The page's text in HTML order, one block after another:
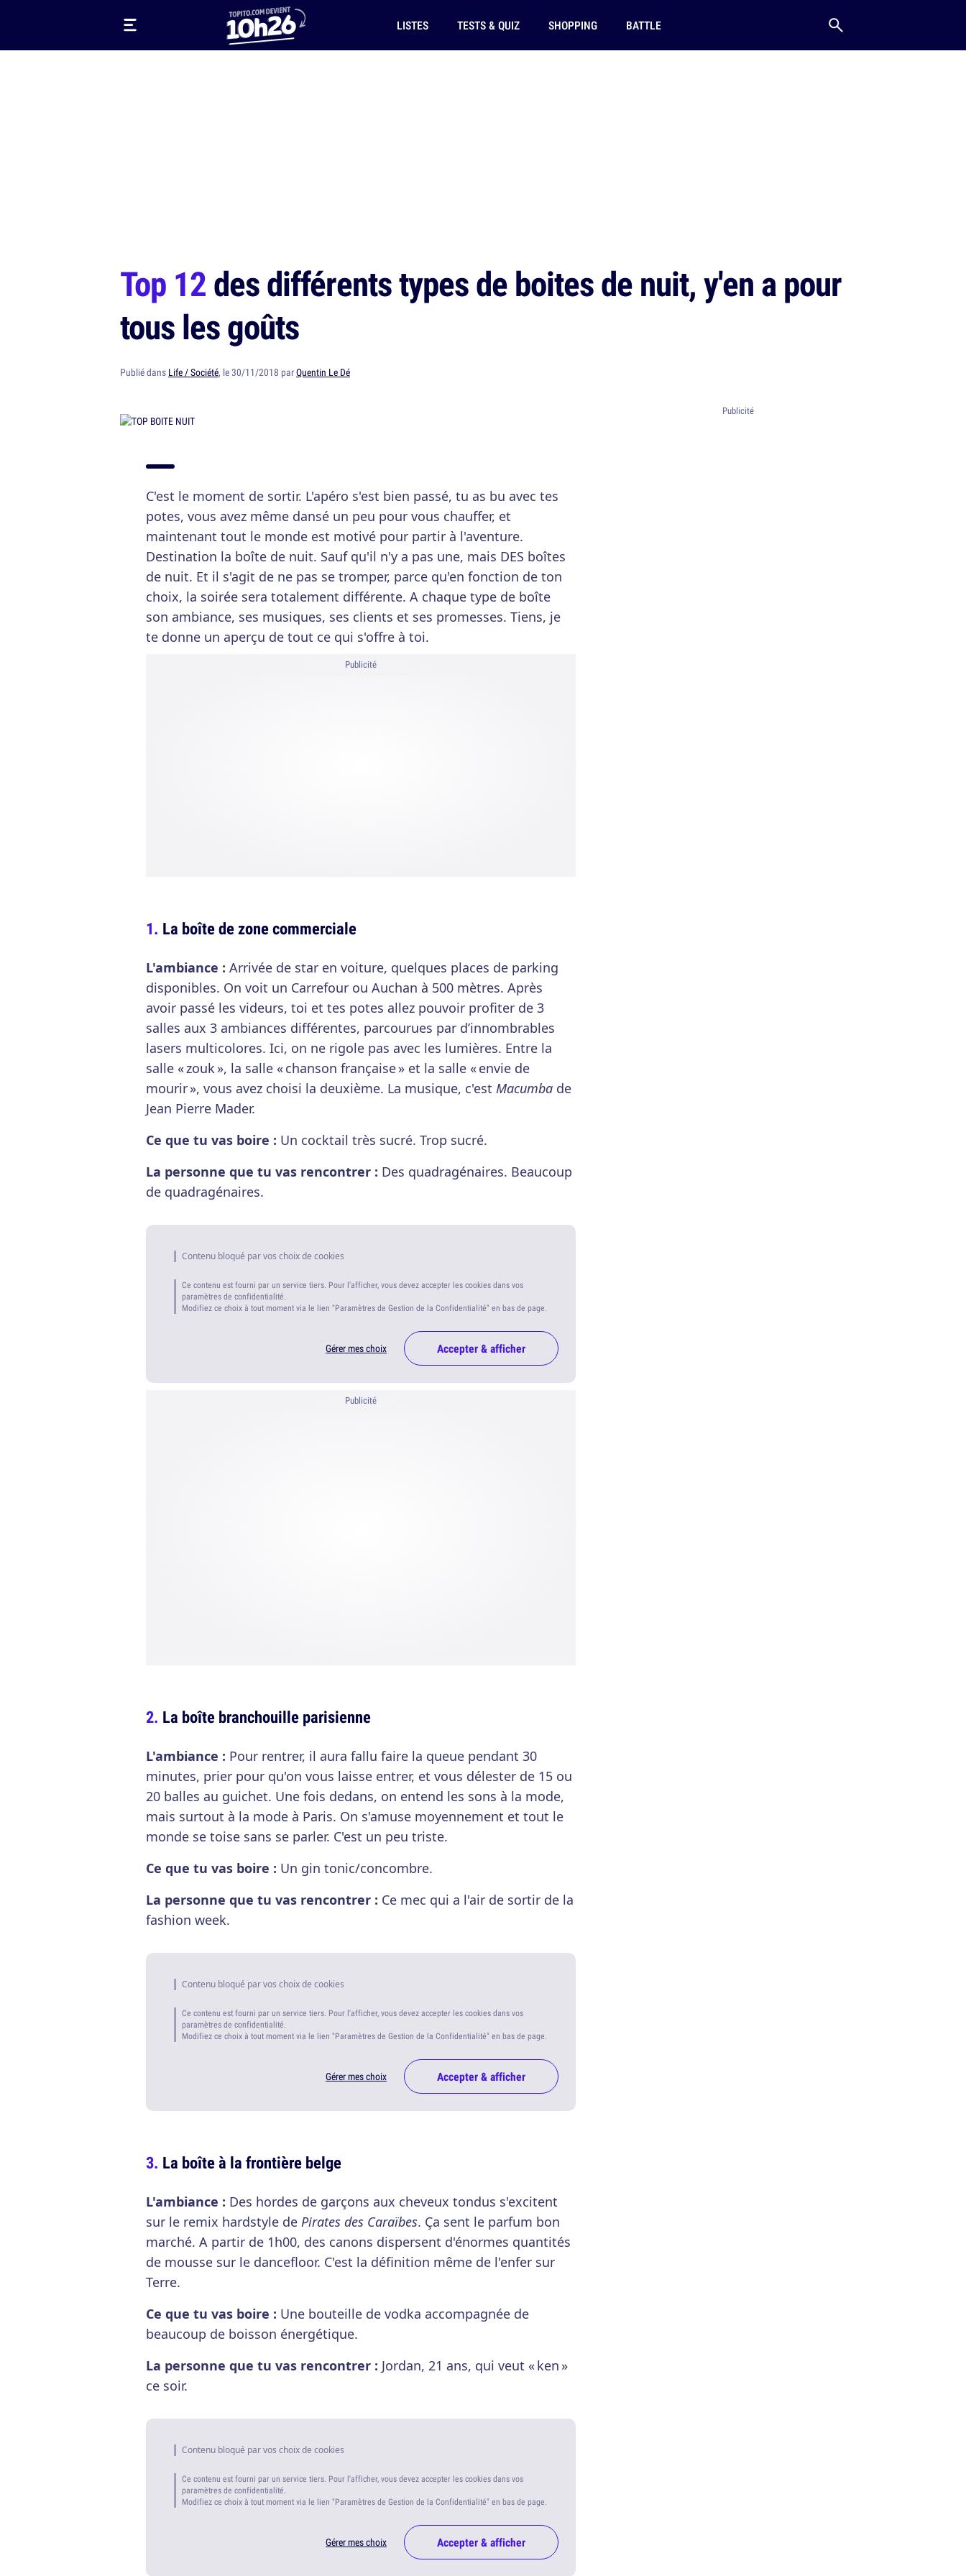
LISTES TESTS & QUIZ SHOPPING BATTLE
Top 12des différents types de boites de nuit, y'en a pour
tous les goûts
Publié dans Life / Société, le 30/11/2018 parQuentin Le Dé
C'est le moment de sortir. L'apéro s'est bien passé, tu as bu avec tes
potes, vous avez même dansé un peu pour vous chauffer, et
maintenant tout le monde est motivé pour partir à l'aventure.
Destination la boîte de nuit. Sauf qu'il n'y a pas une, mais DES boîtes
de nuit. Et il s'agit de ne pas se tromper, parce qu'en fonction de ton
choix, la soirée sera totalement différente. A chaque type de boîte
son ambiance, ses musiques, ses clients et ses promesses. Tiens, je
te donne un aperçu de tout ce qui s'offre à toi.
Publicité
La boîte de zone commerciale
L'ambiance : Arrivée de star en voiture, quelques places de parking
disponibles. On voit un Carrefour ou Auchan à 500 mètres. Après
avoir passé les videurs, toi et tes potes allez pouvoir profiter de 3
salles aux 3 ambiances différentes, parcourues par d’innombrables
lasers multicolores. Ici, on ne rigole pas avec les lumières. Entre la
salle « zouk », la salle « chanson française » et la salle « envie de
mourir », vous avez choisi la deuxième. La musique, c'est Macumba de
Jean Pierre Mader.
Ce que tu vas boire : Un cocktail très sucré. Trop sucré.
La personne que tu vas rencontrer : Des quadragénaires. Beaucoup
de quadragénaires.
Contenu bloqué par vos choix de cookies
Ce contenu est fourni par un service tiers. Pour l'afficher, vous devez accepter les cookies dans vos
paramètres de confidentialité.
Modifiez ce choix à tout moment via le lien "Paramètres de Gestion de la Confidentialité" en bas de page.
Gérer mes choix Accepter & afficher
Publicité
La boîte branchouille parisienne
L'ambiance : Pour rentrer, il aura fallu faire la queue pendant 30
minutes, prier pour qu'on vous laisse entrer, et vous délester de 15 ou
20 balles au guichet. Une fois dedans, on entend les sons à la mode,
mais surtout à la mode à Paris. On s'amuse moyennement et tout le
monde se toise sans se parler. C'est un peu triste.
Ce que tu vas boire : Un gin tonic/concombre.
La personne que tu vas rencontrer : Ce mec qui a l'air de sortir de la
fashion week.
Contenu bloqué par vos choix de cookies
Ce contenu est fourni par un service tiers. Pour l'afficher, vous devez accepter les cookies dans vos
paramètres de confidentialité.
Modifiez ce choix à tout moment via le lien "Paramètres de Gestion de la Confidentialité" en bas de page.
Gérer mes choix Accepter & afficher
La boîte à la frontière belge
L'ambiance : Des hordes de garçons aux cheveux tondus s'excitent
sur le remix hardstyle de Pirates des Caraïbes. Ça sent le parfum bon
marché. A partir de 1h00, des canons dispersent d'énormes quantités
de mousse sur le dancefloor. C'est la définition même de l'enfer sur
Terre.
Ce que tu vas boire : Une bouteille de vodka accompagnée de
beaucoup de boisson énergétique.
La personne que tu vas rencontrer : Jordan, 21 ans, qui veut « ken »
ce soir.
Contenu bloqué par vos choix de cookies
Ce contenu est fourni par un service tiers. Pour l'afficher, vous devez accepter les cookies dans vos
paramètres de confidentialité.
Modifiez ce choix à tout moment via le lien "Paramètres de Gestion de la Confidentialité" en bas de page.
Gérer mes choix Accepter & afficher